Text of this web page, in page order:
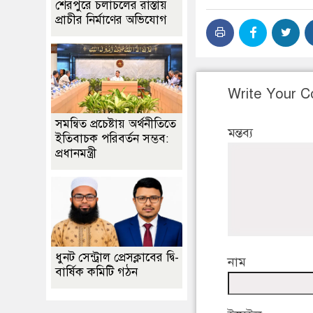
Write Your
মন্তব্য
নাম
শেরপুরে চলাচলের রাস্তায়
প্রাচীর নির্মাণের অভিযোগ
সমন্বিত প্রচেষ্টায় অর্থনীতিতে
ইতিবাচক পরিবর্তন সম্ভব:
প্রধানমন্ত্রী
ধুনট সেন্ট্রাল প্রেসক্লাবের দ্বি-
বার্ষিক কমিটি গঠন